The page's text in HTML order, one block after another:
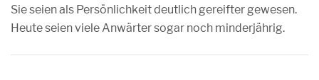
Sie seien als Persönlichkeit deutlich gereifter gewesen.
Heute seien viele Anwärter sogar noch minderjährig.